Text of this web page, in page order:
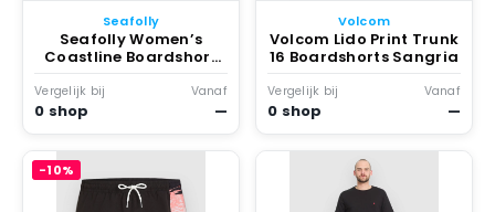
Seafolly
Seafolly Women’s
Coastline Boardshort
Boardshort meerkleurig
Multicolor
Vergelijk bij
0 shop
Vanaf
—
Volcom
Volcom Lido Print Trunk
16 Boardshorts Sangria
Vergelijk bij
0 shop
Vanaf
—
-10%